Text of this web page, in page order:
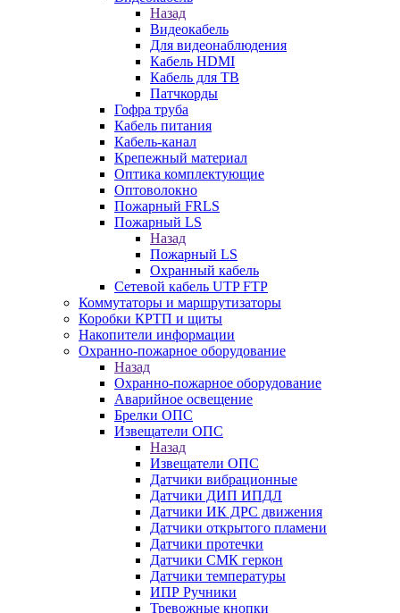
Назад
Видеокабель
Для видеонаблюдения
Кабель HDMI
Кабель для ТВ
Патчкорды
Гофра труба
Кабель питания
Кабель-канал
Крепежный материал
Оптика комплектующие
Оптоволокно
Пожарный FRLS
Пожарный LS
Назад
Пожарный LS
Охранный кабель
Сетевой кабель UTP FTP
Коммутаторы и маршрутизаторы
Коробки КРТП и щиты
Накопители информации
Охранно-пожарное оборудование
Назад
Охранно-пожарное оборудование
Аварийное освещение
Брелки ОПС
Извещатели ОПС
Назад
Извещатели ОПС
Датчики вибрационные
Датчики ДИП ИПДЛ
Датчики ИК ДРС движения
Датчики открытого пламени
Датчики протечки
Датчики СМК геркон
Датчики температуры
ИПР Ручники
Тревожные кнопки